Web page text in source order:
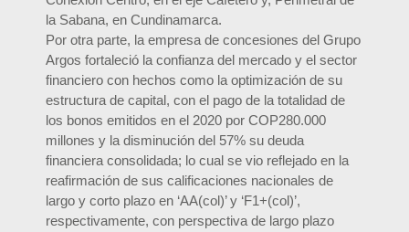
la Sabana, en Cundinamarca.
Por otra parte, la empresa de concesiones del Grupo
Argos fortaleció la confianza del mercado y el sector
financiero con hechos como la optimización de su
estructura de capital, con el pago de la totalidad de
los bonos emitidos en el 2020 por COP280.000
millones y la disminución del 57% su deuda
financiera consolidada; lo cual se vio reflejado en la
reafirmación de sus calificaciones nacionales de
largo y corto plazo en ‘AA(col)’ y ‘F1+(col)’,
respectivamente, con perspectiva de largo plazo